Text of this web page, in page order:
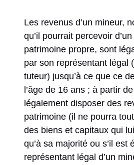
Les revenus d’un mineur,
qu’il pourrait percevoir
patrimoine propre, sont
par son représentant légal
tuteur) jusqu’à ce que ce
l’âge de 16 ans ; à partir
légalement disposer des
patrimoine (il ne pourra
des biens et capitaux qui
qu’à sa majorité ou s’il est
représentant légal d’un